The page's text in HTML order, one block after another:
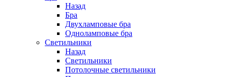
Назад
Бра
Двухламповые бра
Одноламповые бра
Светильники
Назад
Светильники
Потолочные светильники